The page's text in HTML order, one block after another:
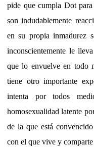
pide que cumpla Dot
son indudablemente
en su propia inmadurez
inconscientemente le
que lo envuelve en todo
tiene otro importante
intenta por todos
homosexualidad latente
de la que está
con el que vive y